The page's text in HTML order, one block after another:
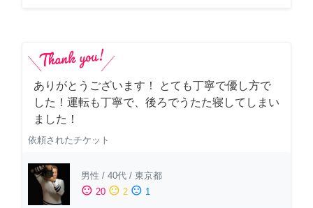
ありがとうございます！ とても丁寧で優し方で
した！運転も丁寧で、後ろでうたた寝してしまい
ました！
依頼されたチケット
男性 / 40代 / 東京都
sentiment_satisfied 20 sentiment_neutral 2 sentiment_dissatisfied 1